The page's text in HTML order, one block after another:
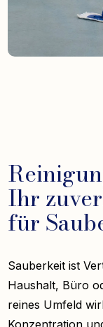
Ihr
für
Sauberkeit ist
Haushalt, Büro
reines Umfeld
Konzentration